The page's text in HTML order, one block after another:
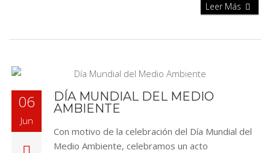
Leer Más
06
Jun
DÍA MUNDIAL DEL MEDIO
AMBIENTE
Con motivo de la celebración del Día Mundial del
Medio Ambiente, celebramos un acto